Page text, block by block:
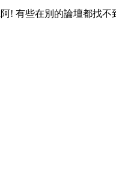
! 有些在別的論壇都找不